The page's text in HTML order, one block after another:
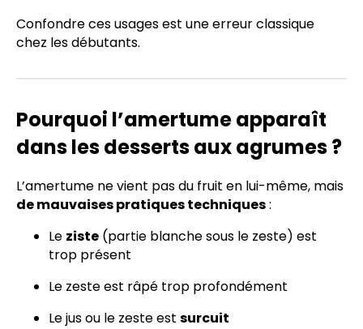
Confondre ces usages est une erreur classique
chez les débutants.
Pourquoi l’amertume apparaît
dans les desserts aux agrumes ?
L’amertume ne vient pas du fruit en lui-même, mais
de mauvaises pratiques techniques:
Le ziste (partie blanche sous le zeste) est
trop présent
Le zeste est râpé trop profondément
Le jus ou le zeste est surcuit